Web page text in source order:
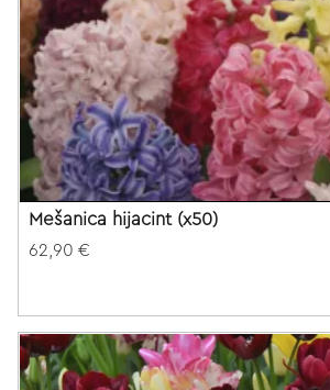
Mešanica hijacint (x50)
62,90 €